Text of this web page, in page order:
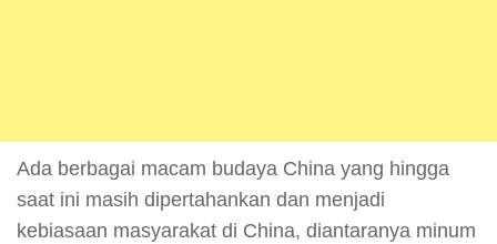
Ada berbagai macam budaya China yang hingga
saat ini masih dipertahankan dan menjadi
kebiasaan masyarakat di China, diantaranya minum